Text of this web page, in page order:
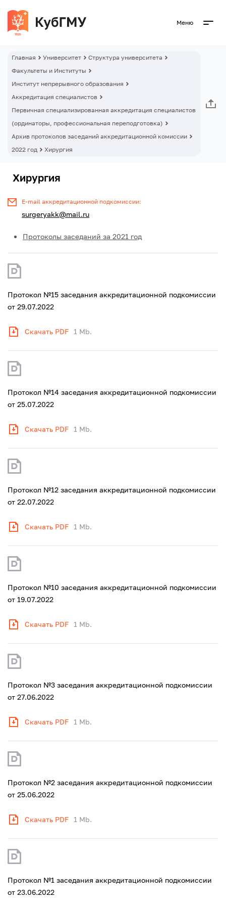
Меню
Главная Университет
Структура университета
Факультеты и Институты
Институт непрерывного образования
Аккредитация специалистов
Первичная специализированная аккредитация специалистов
(ординаторы, профессиональная переподготовка)
Архив протоколов заседаний аккредитационной комиссии
2022 год
Хирургия
Хирургия
E-mail аккредитационной подкомиссии:
surgeryakk@mail.ru
Протоколы заседаний за 2021 год
Протокол №15 заседания аккредитационной подкомиссии
от 29.07.2022
Скачать PDF 1 Mb.
Протокол №14 заседания аккредитационной подкомиссии
от 25.07.2022
Скачать PDF 1 Mb.
Протокол №12 заседания аккредитационной подкомиссии
от 22.07.2022
Скачать PDF 1 Mb.
Протокол №10 заседания аккредитационной подкомиссии
от 19.07.2022
Скачать PDF 1 Mb.
Протокол №3 заседания аккредитационной подкомиссии
от 27.06.2022
Скачать PDF 1 Mb.
Протокол №2 заседания аккредитационной подкомиссии
от 25.06.2022
Скачать PDF 1 Mb.
Протокол №1 заседания аккредитационной подкомиссии
от 23.06.2022